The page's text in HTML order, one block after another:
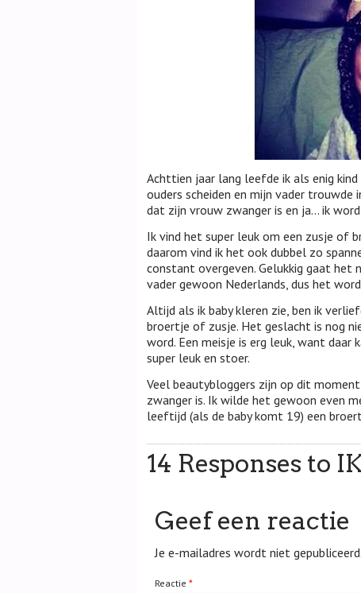
Achttien jaar lang leefde ik als enig
ouders scheiden en mijn vader
dat zijn vrouw zwanger is en ja… ik
Ik vind het super leuk om een zusje of
daarom vind ik het ook dubbel zo
constant overgeven. Gelukkig gaat het
vader gewoon Nederlands, dus het
Altijd als ik baby kleren zie, ben ik
broertje of zusje. Het geslacht is nog
word. Een meisje is erg leuk, want
super leuk en stoer.
Veel beautybloggers zijn op dit
zwanger is. Ik wilde het gewoon even
leeftijd (als de baby komt 19) een
14 Responses to
Geef een reactie
Je e-mailadres wordt niet gepubliceerd.
Reactie *